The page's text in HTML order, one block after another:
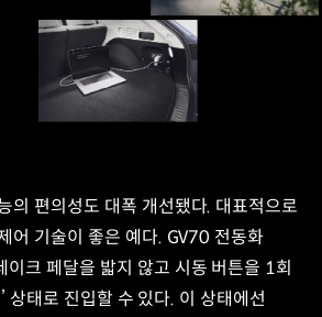
의 편의성도 대폭 개선됐다. 대표적으로
어 기술이 좋은 예다. GV70 전동화
크 페달을 밟지 않고 시동 버튼을 1회
상태로 진입할 수 있다. 이 상태에선